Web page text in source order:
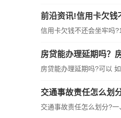
前沿资讯!信用卡欠钱
信用卡欠钱不还会坐牢吗
房贷能办理延期吗？
房贷能办理延期吗?可以
交通事故责任怎么划
交通事故责任怎么划分?